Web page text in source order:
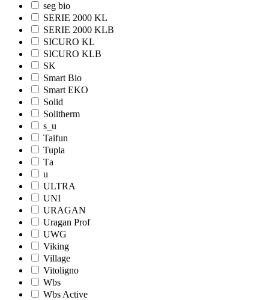
seg bio
SERIE 2000 KL
SERIE 2000 KLB
SICURO KL
SICURO KLB
SK
Smart Bio
Smart EKO
Solid
Solitherm
s_u
Taifun
Tupla
Tа
u
ULTRA
UNI
URAGAN
Uragan Prof
UWG
Viking
Village
Vitoligno
Wbs
Wbs Active